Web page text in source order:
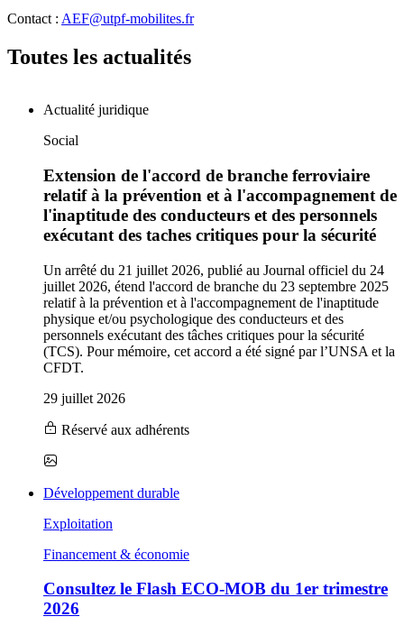
Contact : AEF@utpf-mobilites.fr
Toutes les actualités
Actualité juridique
Social
Extension de l'accord de branche ferroviaire
relatif à la prévention et à l'accompagnement de
l'inaptitude des conducteurs et des personnels
exécutant des taches critiques pour la sécurité
Un arrêté du 21 juillet 2026, publié au Journal officiel du 24
juillet 2026, étend l'accord de branche du 23 septembre 2025
relatif à la prévention et à l'accompagnement de l'inaptitude
physique et/ou psychologique des conducteurs et des
personnels exécutant des tâches critiques pour la sécurité
(TCS). Pour mémoire, cet accord a été signé par l’UNSA et la
CFDT.
29 juillet 2026
Réservé aux adhérents
Développement durable
Exploitation
Financement & économie
Consultez le Flash ECO-MOB du 1er trimestre
2026